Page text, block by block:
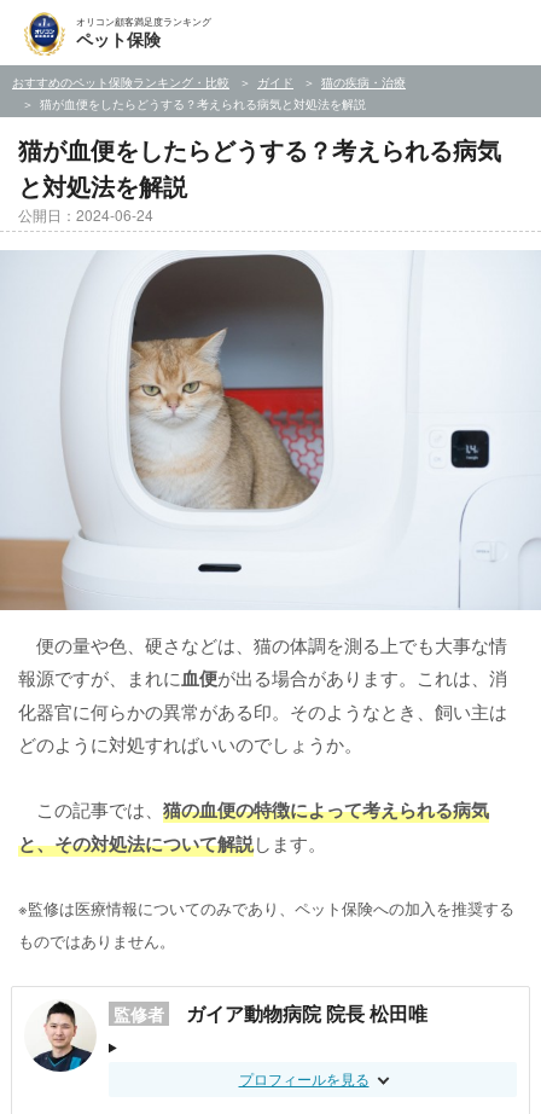
オリコン顧客満足度ランキング
ペット保険
おすすめのペット保険ランキング・比較 ガイド
猫の疾病・治療
猫が血便をしたらどうする？考えられる病気と対処法を解説
猫が血便をしたらどうする？考えられる病気
と対処法を解説
公開日：2024-06-24
便の量や色、硬さなどは、猫の体調を測る上でも大事な情
報源ですが、まれに血便が出る場合があります。これは、消
化器官に何らかの異常がある印。そのようなとき、飼い主は
どのように対処すればいいのでしょうか。
この記事では、 猫の血便の特徴によって考えられる病気
と、その対処法について解説します。
※監修は医療情報についてのみであり、ペット保険への加入を推奨する
ものではありません。
監修者 ガイア動物病院 院長 松田唯
プロフィールを見る